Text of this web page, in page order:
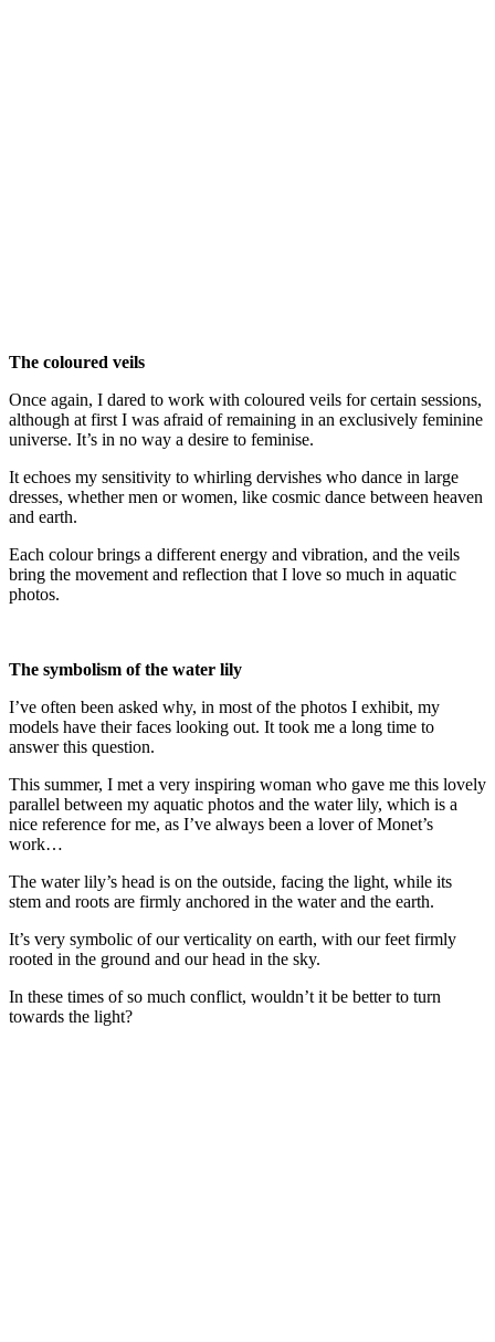
The coloured veils
Once again, I dared to work with coloured veils for certain sessions,
although at first I was afraid of remaining in an exclusively feminine
universe. It’s in no way a desire to feminise.
It echoes my sensitivity to whirling dervishes who dance in large
dresses, whether men or women, like cosmic dance between heaven
and earth.
Each colour brings a different energy and vibration, and the veils
bring the movement and reflection that I love so much in aquatic
photos.
The symbolism of the water lily
I’ve often been asked why, in most of the photos I exhibit, my
models have their faces looking out. It took me a long time to
answer this question.
This summer, I met a very inspiring woman who gave me this lovely
parallel between my aquatic photos and the water lily, which is a
nice reference for me, as I’ve always been a lover of Monet’s
work…
The water lily’s head is on the outside, facing the light, while its
stem and roots are firmly anchored in the water and the earth.
It’s very symbolic of our verticality on earth, with our feet firmly
rooted in the ground and our head in the sky.
In these times of so much conflict, wouldn’t it be better to turn
towards the light?